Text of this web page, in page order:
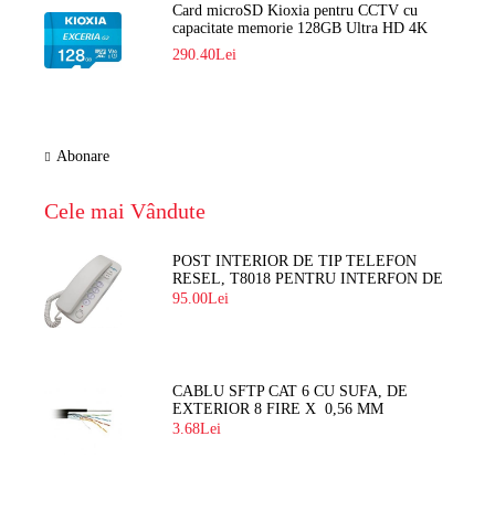
Card microSD Kioxia pentru CCTV cu
capacitate memorie 128GB Ultra HD 4K
LMEX2L128GG2
290.40Lei
Abonare
Cele mai Vândute
POST INTERIOR DE TIP TELEFON
RESEL, T8018 PENTRU INTERFON DE
BLOC
95.00Lei
CABLU SFTP CAT 6 CU SUFA, DE
EXTERIOR 8 FIRE X 0,56 MM
3.68Lei